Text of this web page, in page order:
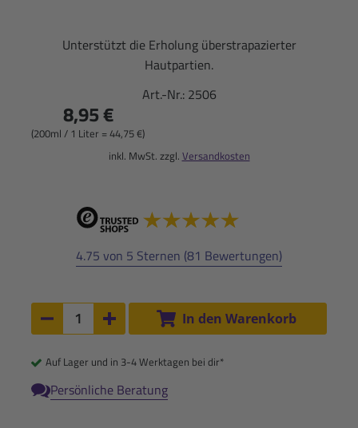
Unterstützt die Erholung überstrapazierter
Hautpartien.
Art.-Nr.: 2506
8,95 €
(200ml / 1 Liter = 44,75 €)
inkl. MwSt. zzgl. Versandkosten
4.75 von 5 Sternen (81 Bewertungen)
Anzahl:
Anzahl um 1 verringern
Anzahl um 1 erhöhen
In den Warenkorb
Auf Lager und in 3-4 Werktagen bei dir*
Persönliche Beratung